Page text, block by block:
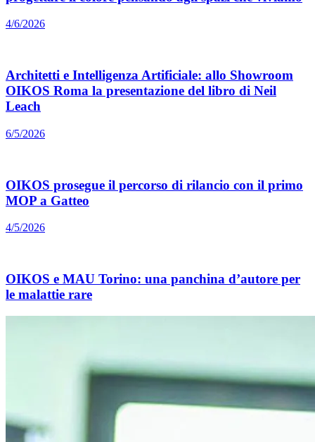
4/6/2026
Architetti e Intelligenza Artificiale: allo Showroom
OIKOS Roma la presentazione del libro di Neil
Leach
6/5/2026
OIKOS prosegue il percorso di rilancio con il primo
MOP a Gatteo
4/5/2026
OIKOS e MAU Torino: una panchina d’autore per
le malattie rare